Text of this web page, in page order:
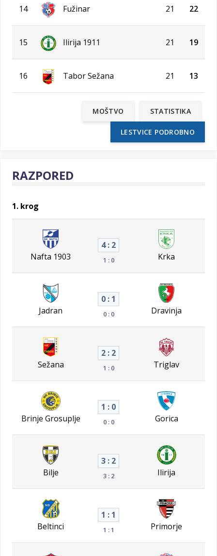
14 Fužinar 21 22
15 Ilirija 1911 21 19
16 Tabor Sežana 21 13
MOŠTVO STATISTIKA
LESTVICE PODROBNO
RAZPORED
1. krog
Nafta 1903
4 : 2
1 : 0 Krka
Jadran
0 : 1
0 : 0 Dravinja
Sežana
2 : 2
1 : 0 Triglav
Brinje Grosuplje
1 : 0
0 : 0 Gorica
Bilje
3 : 2
3 : 2 Ilirija
Beltinci
1 : 1
1 : 1 Primorje